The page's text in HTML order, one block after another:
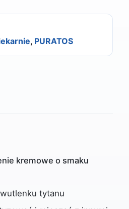
, PURATOS
kremowe o smaku
tytanu